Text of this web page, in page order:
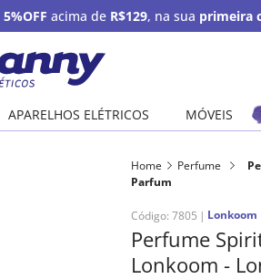
5%OFF acima de R$129, na sua primeira
APARELHOS ELÉTRICOS MÓVEIS
Home Perfume
Parfum
Código: 7805 Lonkoom
Perfume
Lonkoom -